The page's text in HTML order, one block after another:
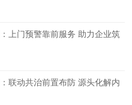
上门预警靠前服务 助力企业筑
联动共治前置布防 源头化解内